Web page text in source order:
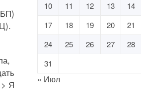
Я
10
11 12 13 14
17
18 19 20 21
24
25 26 27 28
31
« Июл